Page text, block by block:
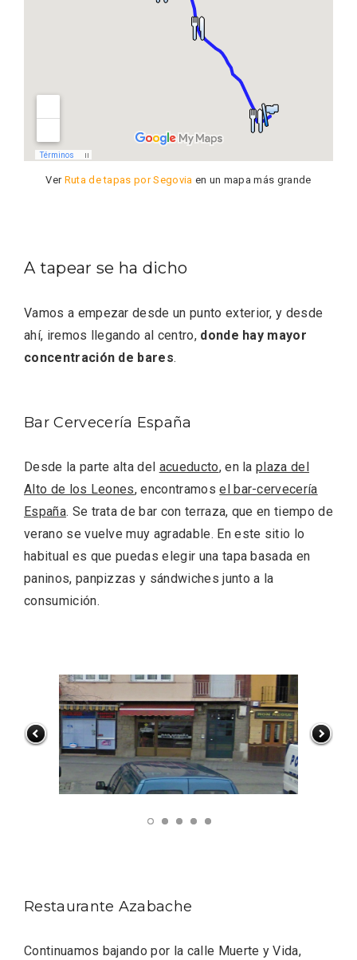
Ver Ruta de tapas por Segovia en un mapa más grande
A tapear se ha dicho
Vamos a empezar desde un punto exterior, y desde
ahí, iremos llegando al centro, donde hay mayor
concentración de bares.
Bar Cervecería España
Desde la parte alta del acueducto, en laplaza del
Alto de los Leones, encontramosel bar-cervecería
España. Se trata de bar con terraza, que en tiempo de
verano se vuelve muy agradable. En este sitio lo
habitual es que puedas elegir una tapa basada en
paninos, panpizzas y sándwiches junto a la
consumición.
Restaurante Azabache
Continuamos bajando por la calle Muerte y Vida,
El Espinar, un pueblo oculto de la Sierra
Recorre los fiordos leoneses en Riaño
El Cronicón de Oña sale a la calle